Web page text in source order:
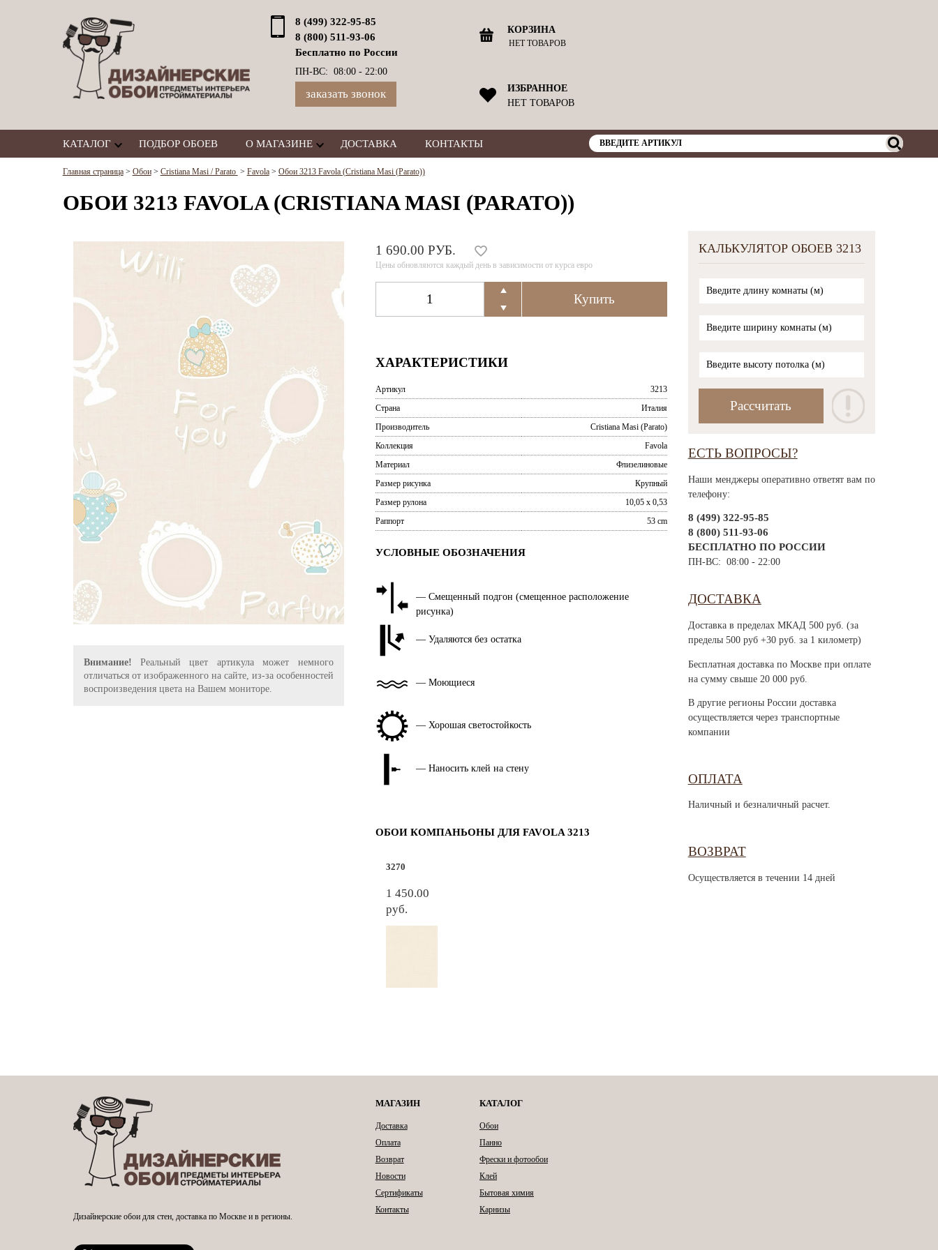
8 (499) 322-95-85
8 (800) 511-93-06
Бесплатно по России
ПН-ВС: 08:00 - 22:00
заказать звонок
КОРЗИНА
НЕТ ТОВАРОВ
ИЗБРАННОЕ
НЕТ ТОВАРОВ
КАТАЛОГ ПОДБОР ОБОЕВ О МАГАЗИНЕ ДОСТАВКА КОНТАКТЫ
Главная страница> Обои> Cristiana Masi / Parato > Favola> Обои 3213 Favola (Cristiana Masi (Parato))
ОБОИ 3213 FAVOLA (CRISTIANA MASI (PARATO))
Внимание! Реальный цвет артикула может немного
отличаться от изображенного на сайте, из-за особенностей
воспроизведения цвета на Вашем мониторе.
1 690.00 РУБ.
Цены обновляются каждый день в зависимости от курса евро
ХАРАКТЕРИСТИКИ
Артикул
3213
Страна
Италия
Производитель
Cristiana Masi (Parato)
Коллекция
Favola
Материал
Флизелиновые
Размер рисунка
Крупный
Размер рулона
10,05 x 0,53
Раппорт
53 cm
УСЛОВНЫЕ ОБОЗНАЧЕНИЯ
— Смещенный подгон (смещенное расположение
рисунка)
— Удаляются без остатка
— Моющиеся
— Хорошая светостойкость
— Наносить клей на стену
ОБОИ КОМПАНЬОНЫ ДЛЯ FAVOLA 3213
3270
1 450.00
руб.
КАЛЬКУЛЯТОР ОБОЕВ 3213
ЕСТЬ ВОПРОСЫ?
Наши менджеры оперативно ответят вам по
телефону:
8 (499) 322-95-85
8 (800) 511-93-06
БЕСПЛАТНО ПО РОССИИ
ПН-ВС: 08:00 - 22:00
ДОСТАВКА
Доставка в пределах МКАД 500 руб. (за
пределы 500 руб +30 руб. за 1 километр)
Бесплатная доставка по Москве при оплате
на сумму свыше 20 000 руб.
В другие регионы России доставка
осуществляется через транспортные
компании
ОПЛАТА
Наличный и безналичный расчет.
ВОЗВРАТ
Осуществляется в течении 14 дней
Дизайнерские обои для стен, доставка по Москве и в регионы.
МАГАЗИН
Доставка
Оплата
Возврат
Новости
Сертификаты
Контакты
КАТАЛОГ
Обои
Панно
Фрески и фотообои
Клей
Бытовая химия
Карнизы